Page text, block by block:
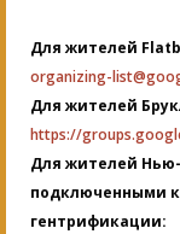
Для жителей
organizing-
Для жителей
https://
Для жителей
подключенными
гентрификации: